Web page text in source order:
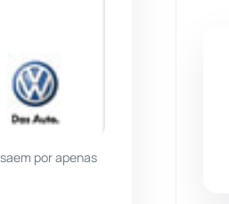
por apenas